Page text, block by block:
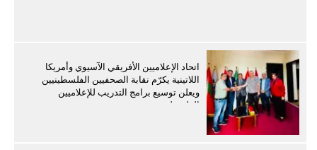
اتحاد الإعلاميين الأفريقي الآسيوي وأمريكا
اللاتينية يكرّم نقابة الصحفيين الفلسطينيين
ويعلن توسيع برامج التدريب للإعلاميين
الفلسطينيين